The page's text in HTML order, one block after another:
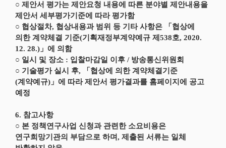
○ 제안서 평가는 제안요청 내용에 따른 분야별 제안내용을
제안서 세부평가기준에 따라 평가함
○ 협상절차, 협상내용과 범위 등 기타 사항은 「협상에
의한 계약체결 기준(기획재정부계약예규 제538호, 2020.
12. 28.)」에 의함
○ 일시 및 장소 : 입찰마감일 이후 / 방송통신위원회
○ 기술평가 실시 후, 「협상에 의한 계약체결기준
(계약예규)」에 따라 제안서 평가결과를 홈페이지에 공고
예정
6. 참고사항
○ 본 정책연구사업 신청과 관련한 소요비용은
연구희망기관의 부담으로 하며, 제출된 서류는 일체